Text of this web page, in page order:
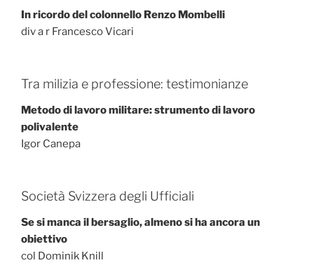
In ricordo del colonnello Renzo Mombelli
div a r Francesco Vicari
Tra milizia e professione: testimonianze
Metodo di lavoro militare: strumento di lavoro
polivalente
Igor Canepa
Società Svizzera degli Ufficiali
Se si manca il bersaglio, almeno si ha ancora un
obiettivo
col Dominik Knill